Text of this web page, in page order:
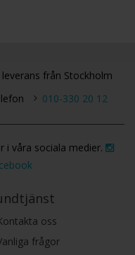
leverans från Stockholm
010-330 20 12
i våra sociala medier.
oss
frågor